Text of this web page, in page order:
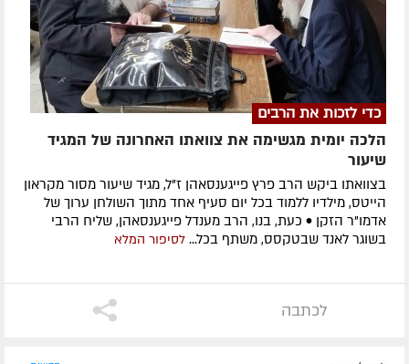
כדי לזכות את הרבים
הלכה יומית מגשימה את צוואתו האחרונה של המגיד
שיעור
בצוואתו ביקש הרב פרץ פייגענסאהן ז”ל, מגיד שיעור מסור מקראון
הייטס, מילדיו ללמוד בכל יום סעיף אחד מתוך השולחן ערוך של
אדמו”ר הזקן • כעת, בנו, הרב מענדל פייגענסאהן, שליח הרבי
בשוגר לאנד שבטקסס, משתף בכל... לסיפור המלא
לכתבה